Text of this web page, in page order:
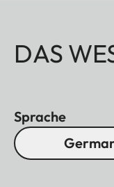
DAS
Sprache